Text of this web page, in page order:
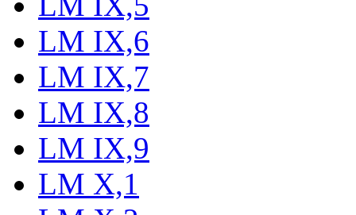
LM IX,6
LM IX,7
LM IX,8
LM IX,9
LM X,1